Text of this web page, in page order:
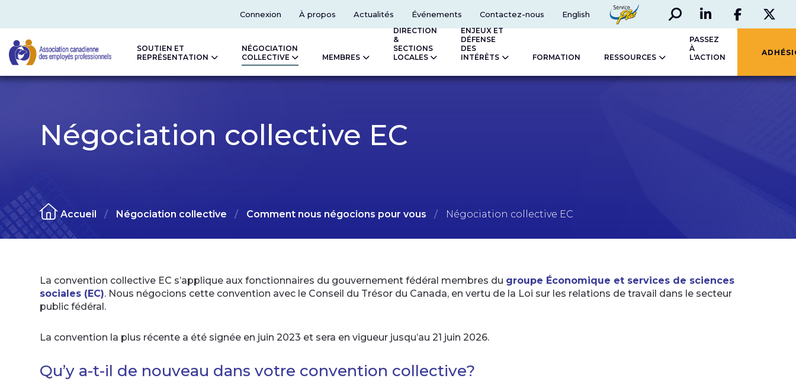
Top
Connexion À propos Actualités Événements Contactez-nous English
ServicePlus
Rechercher Social
LinkedIn
SOUTIEN ET
REPRÉSENTATION
NÉGOCIATION
COLLECTIVE
MEMBRES
DIRECTION
&
SECTIONS
LOCALES
ENJEUX ET
DÉFENSE
DES
INTÉRÊTS
FORMATION RESSOURCES
PASSEZ
À
L'ACTION
Négociation collective EC
Accueil Négociation collective Comment nous négocions pour vous Négociation collective EC
La convention collective EC s’applique aux fonctionnaires du gouvernement fédéral membres du groupe Économique et services de sciences
sociales (EC). Nous négocions cette convention avec le Conseil du Trésor du Canada, en vertu de la Loi sur les relations de travail dans le secteur
public fédéral.
La convention la plus récente a été signée en juin 2023 et sera en vigueur jusqu’au 21 juin 2026.
Qu’y a-t-il de nouveau dans votre convention collective?